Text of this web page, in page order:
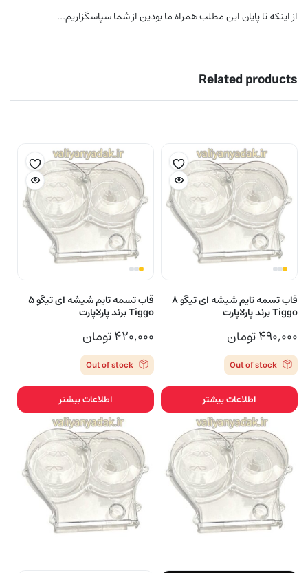
از اینکه تا پایان این مطلب همراه ما بودین از شما سپاسگزاریم…
Related products
قاب تسمه تایم شیشه ای تیگو 8
Tiggo برند پارلاپارت
۴۹۰,۰۰۰تومان
Out of stock
اطلاعات بیشتر
قاب تسمه تایم شیشه ای تیگو 5
Tiggo برند پارلاپارت
۴۲۰,۰۰۰تومان
Out of stock
اطلاعات بیشتر